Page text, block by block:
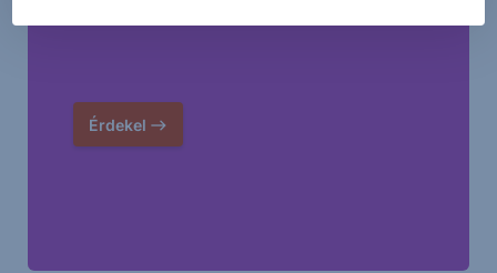
Érdekel